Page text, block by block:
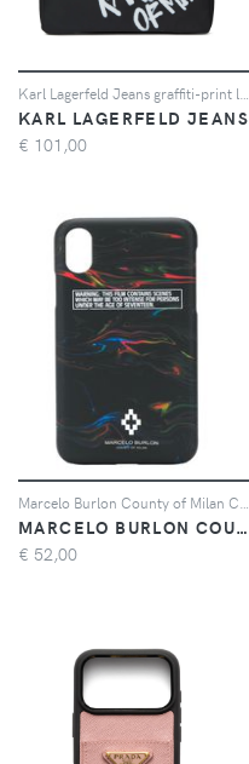
KARL LAGERFELD JEANS
€ 101,00
MARCELO BURLON COUNTY OF MILAN
€ 52,00